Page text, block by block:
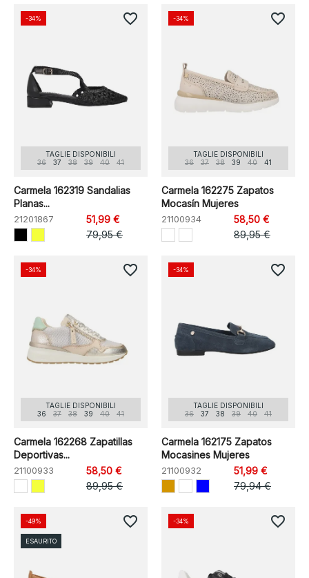
TAGLIE DISPONIBILI
36
37 38 39 40 41
Carmela 162319 Sandalias
Planas...
21201867
51,99 €
79,95 €
-34% favorite_border
TAGLIE DISPONIBILI
36
37 38 39 40 41
Carmela 162275 Zapatos
Mocasín Mujeres
21100934
58,50 €
89,95 €
-34% favorite_border
TAGLIE DISPONIBILI
36
37 38 39 40 41
Carmela 162268 Zapatillas
Deportivas...
21100933
58,50 €
89,95 €
-34% favorite_border
TAGLIE DISPONIBILI
36
37 38 39 40 41
Carmela 162175 Zapatos
Mocasines Mujeres
21100932
51,99 €
79,94 €
-34% favorite_border
-49%
ESAURITO
favorite_border -34% favorite_border